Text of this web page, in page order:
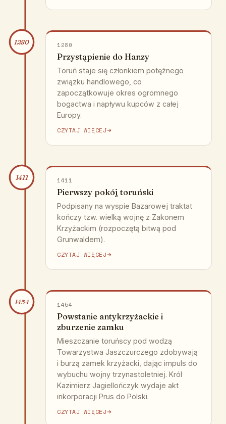
1280 1280
Przystąpienie do Hanzy
Toruń staje się członkiem potężnego
związku handlowego, co
zapoczątkowuje okres ogromnego
bogactwa i napływu kupców z całej
Europy.
CZYTAJ WIĘCEJ
1411 1411
Pierwszy pokój toruński
Podpisany na wyspie Bazarowej traktat
kończy tzw. wielką wojnę z Zakonem
Krzyżackim (rozpoczętą bitwą pod
Grunwaldem).
CZYTAJ WIĘCEJ
1454 1454
Powstanie antykrzyżackie i
zburzenie zamku
Mieszczanie toruńscy pod wodzą
Towarzystwa Jaszczurczego zdobywają
i burzą zamek krzyżacki, dając impuls do
wybuchu wojny trzynastoletniej. Król
Kazimierz Jagiellończyk wydaje akt
inkorporacji Prus do Polski.
CZYTAJ WIĘCEJ